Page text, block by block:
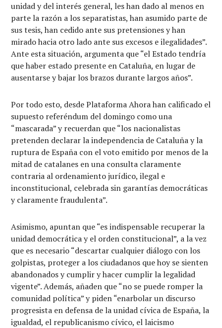
unidad y del interés general, les han dado al menos en
parte la razón a los separatistas, han asumido parte de
sus tesis, han cedido ante sus pretensiones y han
mirado hacia otro lado ante sus excesos e ilegalidades”.
Ante esta situación, argumenta que “el Estado tendría
que haber estado presente en Cataluña, en lugar de
ausentarse y bajar los brazos durante largos años”.
Por todo esto, desde Plataforma Ahora han calificado el
supuesto referéndum del domingo como una
“mascarada” y recuerdan que “los nacionalistas
pretenden declarar la independencia de Cataluña y la
ruptura de España con el voto emitido por menos de la
mitad de catalanes en una consulta claramente
contraria al ordenamiento jurídico, ilegal e
inconstitucional, celebrada sin garantías democráticas
y claramente fraudulenta”.
Asimismo, apuntan que “es indispensable recuperar la
unidad democrática y el orden constitucional”, a la vez
que es necesario “descartar cualquier diálogo con los
golpistas, proteger a los ciudadanos que hoy se sienten
abandonados y cumplir y hacer cumplir la legalidad
vigente”. Además, añaden que “no se puede romper la
comunidad política” y piden “enarbolar un discurso
progresista en defensa de la unidad cívica de España, la
igualdad, el republicanismo cívico, el laicismo